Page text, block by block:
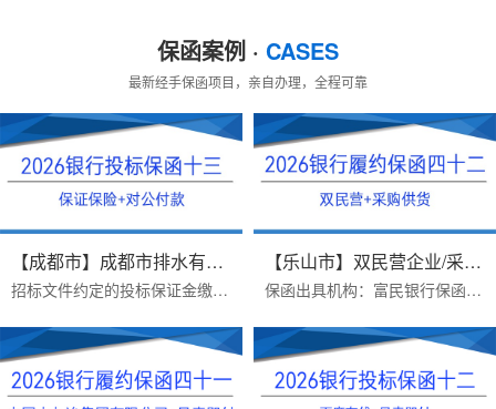
保函案例 · CASES
最新经手保函项目，亲自办理，全程可靠
【成都市】成都市排水有限责任公...
招标文件约定的投标保证金缴纳方式：B、采用银行保函方式递交投标保证金的，投标人应在投标截止前1 个工作日17：00 前，将银行保函原件提交给招标人。投标人可自行选择银行...
【乐山市】双民营企业/采购供货/...
保函出具机构：富民银行保函类型：采购供货项目银行履约保函办理时效：一个工作日，当日打款出函办理优势：1.富民银行价格便宜2.异地项目远程办理，手续简单3.保函申请人受...